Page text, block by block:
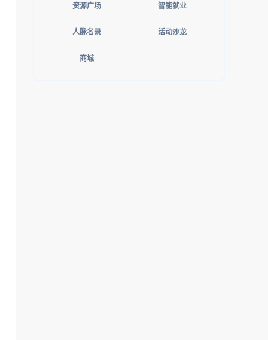
资源广场 智能就业
人脉名录 活动沙龙
商城